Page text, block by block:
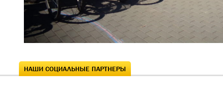
НАШИ СОЦИАЛЬНЫЕ ПАРТНЕРЫ